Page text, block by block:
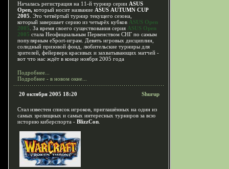
Началась регистрация на 11-й турнир серии ASUS
Open, который носит название ASUS AUTUMN CUP
2005 . Это четвёртый турнир текущего сезона,
который завершает серию из четырёх кубков ASUS Open
2005 . За время своего существования серия ASUS Open
2005 стала Неофициальным Первенством СНГ по самым
популярным eSport-играм. Девять игровых дисциплин,
солидный призовой фонд, любительские турниры для
зрителей, фейерверк красивых и захватывающих матчей -
вот что нас ждёт в конце ноября 2005 года
Подробнее...
Подробнее - в новом окне...
20 октября 2005 18:20 Shurup
Стал известен список игроков, приглашённых на один из
самых зрелищных и самых интересных турниров за всю
историю киберспорта - BlizzCon